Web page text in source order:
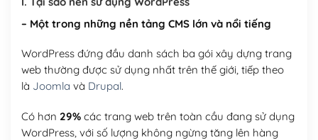
Hosting 8GB SSD (1 năm) (+950,000₫)
– Một trong những nền tảng CMS lớn và nổi tiếng
WordPress đứng đầu danh sách ba gói xây dựng trang
web thường được sử dụng nhất trên thế giới, tiếp theo
là Joomla và Drupal.
Có hơn 29%các trang web trên toàn cầu đang sử dụng
WordPress, với số lượng không ngừng tăng lên hàng